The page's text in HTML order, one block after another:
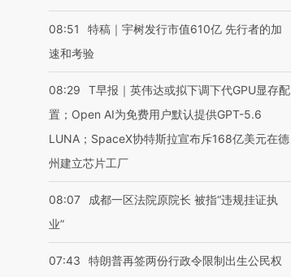
08:51
特稿｜宇树发行市值610亿 先行者的加
速和考验
08:29
T早报｜英伟达或拟下调下代GPU显存配
置；Open AI为免费用户默认提供GPT-5.6
LUNA；SpaceX协特斯拉宣布斥168亿美元在德
州建立芯片工厂
08:07
成都一区法院原院长 被指“违规挂证执
业”
07:43
特朗普再签两份行政令限制出生公民权